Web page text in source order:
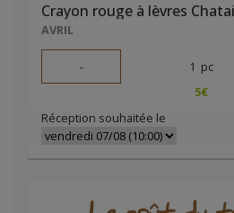
Crayon rouge à lèvres
AVRIL
- 1 pc
5€
Réception souhaitée le